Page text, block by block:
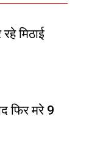
मिठाई
फिर मरे 9